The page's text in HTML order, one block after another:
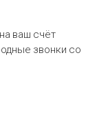
ваш счёт
звонки со